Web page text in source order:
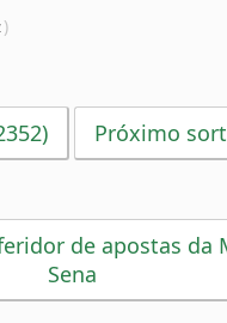
)
Próximo
de apostas da
Sena